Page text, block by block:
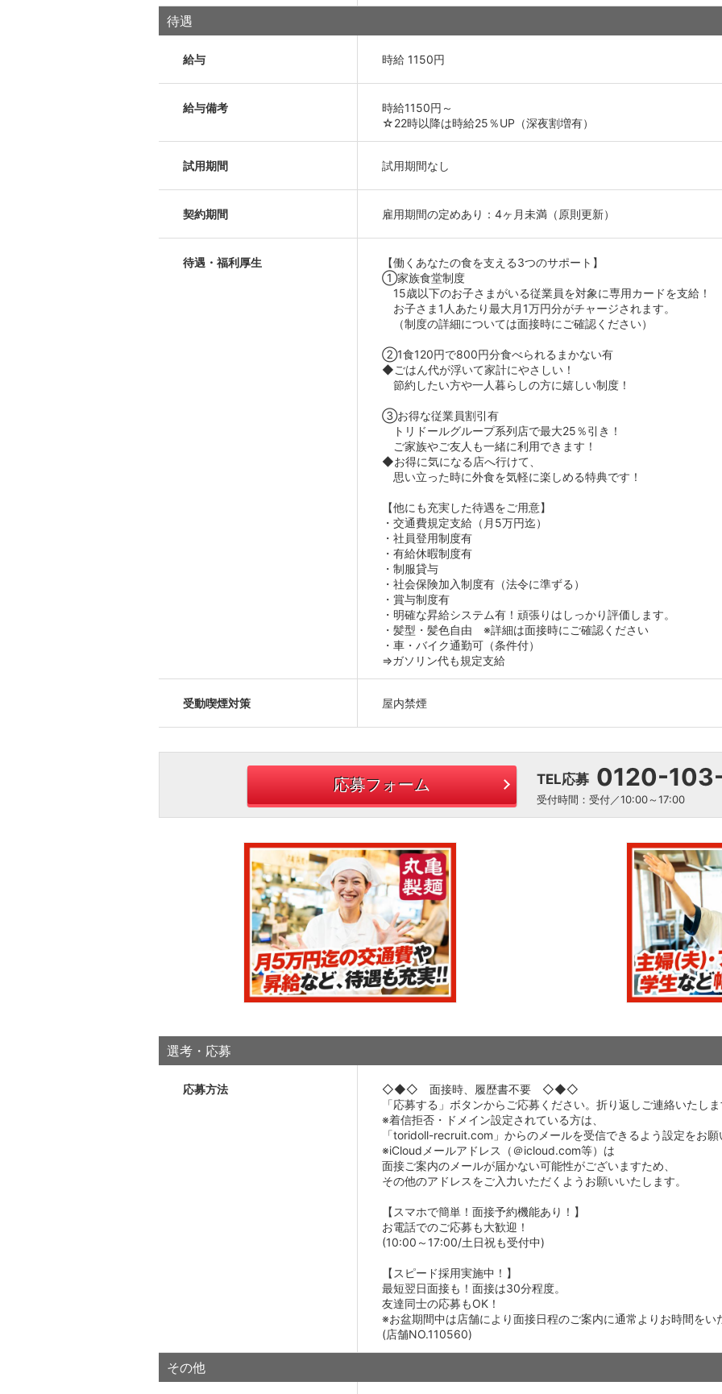
待遇
給与 時給 1150円
給与備考
時給1150円～
☆22時以降は時給25％UP（深夜割増有）
試用期間 試用期間なし
契約期間 雇用期間の定めあり：4ヶ月未満（原則更新）
待遇・福利厚生
【働くあなたの食を支える3つのサポート】
①家族食堂制度
15歳以下のお子さまがいる従業員を対象に専用カードを支給！
お子さま1人あたり最大月1万円分がチャージされます。
（制度の詳細については面接時にご確認ください）
②1食120円で800円分食べられるまかない有
◆ごはん代が浮いて家計にやさしい！
節約したい方や一人暮らしの方に嬉しい制度！
③お得な従業員割引有
トリドールグループ系列店で最大25％引き！
ご家族やご友人も一緒に利用できます！
◆お得に気になる店へ行けて、
思い立った時に外食を気軽に楽しめる特典です！
【他にも充実した待遇をご用意】
・交通費規定支給（月5万円迄）
・社員登用制度有
・有給休暇制度有
・制服貸与
・社会保険加入制度有（法令に準ずる）
・賞与制度有
・明確な昇給システム有！頑張りはしっかり評価します。
・髪型・髪色自由 ※詳細は面接時にご確認ください
・車・バイク通勤可（条件付）
⇒ガソリン代も規定支給
受動喫煙対策 屋内禁煙
応募フォーム TEL応募 0120-
受付時間：受付／10:00～17:00
選考・応募
応募方法
◇◆◇ 面接時、履歴書不要 ◇◆◇
「応募する」ボタンからご応募ください。折り返しご連絡いたし
※着信拒否・ドメイン設定されている方は、
「toridoll-recruit.com」からのメールを受信できるよう設定をお
※iCloudメールアドレス（＠icloud.com等）は
面接ご案内のメールが届かない可能性がございますため、
その他のアドレスをご入力いただくようお願いいたします。
【スマホで簡単！面接予約機能あり！】
お電話でのご応募も大歓迎！
(10:00～17:00/土日祝も受付中)
【スピード採用実施中！】
最短翌日面接も！面接は30分程度。
友達同士の応募もOK！
※お盆期間中は店舗により面接日程のご案内に通常よりお時間をい
(店舗NO.110560)
その他